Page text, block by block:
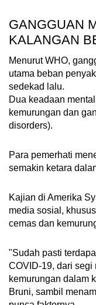
GANGGUAN
KALANGAN
Menurut WHO,
utama beban
sedekad lalu.
Dua keadaan
kemurungan dan
disorders).
Para pemerhati
semakin ketara
Kajian di Amerika
media sosial,
cemas dan
"Sudah pasti
COVID-19, dari segi
kemurungan dalam
Bruni, sambil